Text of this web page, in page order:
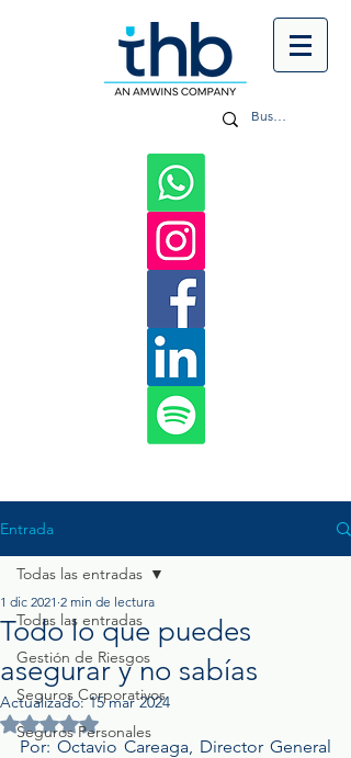
Entrada
Todas las entradas
Gestión de Riesgos
Seguros Corporativos
Seguros Personales
Todas las entradas
Todo lo que puedes
asegurar y no sabías
1 dic 2021 2 min de lectura
Actualizado:15 mar 2024
Obtuvo NaN de 5 estrellas.
Por: Octavio Careaga, Director General